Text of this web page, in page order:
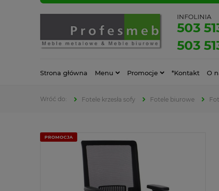
INFOLINIA
503
503
Strona główna Menu Promocje *Kontakt O
Fotele krzesła sofy Fotele biurowe
PROMOCJA